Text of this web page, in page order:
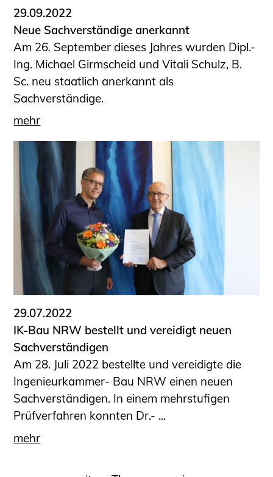
29.09.2022
Neue Sachverständige anerkannt
Am 26. September dieses Jahres wurden Dipl.-
Ing. Michael Girmscheid und Vitali Schulz, B.
Sc. neu staatlich anerkannt als
Sachverständige.
mehr
29.07.2022
IK-Bau NRW bestellt und vereidigt neuen
Sachverständigen
Am 28. Juli 2022 bestellte und vereidigte die
Ingenieurkammer- Bau NRW einen neuen
Sachverständigen. In einem mehrstufigen
Prüfverfahren konnten Dr.- ...
mehr